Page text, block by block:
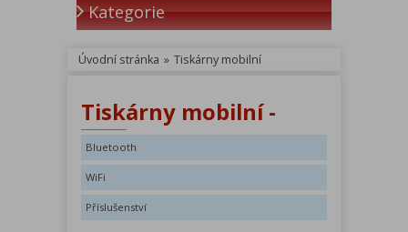
Kategorie
Úvodní stránka » Tiskárny mobilní
Tiskárny mobilní -
Bluetooth
WiFi
Příslušenství